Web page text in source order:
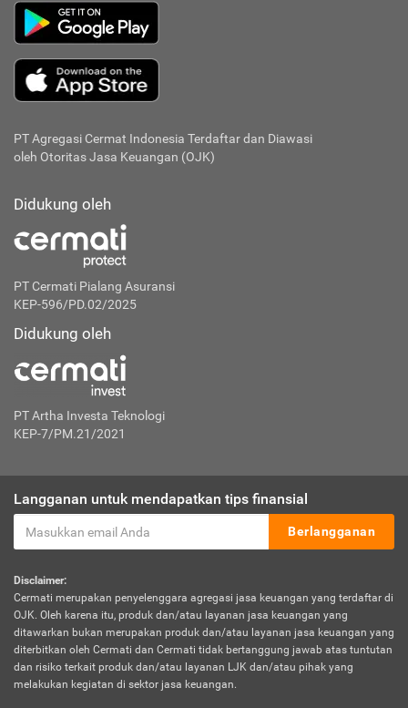
PT Agregasi Cermat Indonesia Terdaftar dan Diawasi
oleh Otoritas Jasa Keuangan (OJK)
Didukung oleh
PT Cermati Pialang Asuransi
KEP-596/PD.02/2025
Didukung oleh
PT Artha Investa Teknologi
KEP-7/PM.21/2021
Langganan untuk mendapatkan tips finansial
Berlangganan
Disclaimer:
Cermati merupakan penyelenggara agregasi jasa keuangan yang terdaftar di
OJK. Oleh karena itu, produk dan/atau layanan jasa keuangan yang
ditawarkan bukan merupakan produk dan/atau layanan jasa keuangan yang
diterbitkan oleh Cermati dan Cermati tidak bertanggung jawab atas tuntutan
dan risiko terkait produk dan/atau layanan LJK dan/atau pihak yang
melakukan kegiatan di sektor jasa keuangan.